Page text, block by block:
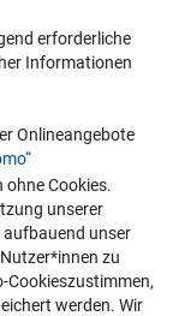
erforderliche
Informationen
Onlineangebote
Cookies.
unserer
aufbauend unser
zu
Cookieszustimmen,
werden. Wir